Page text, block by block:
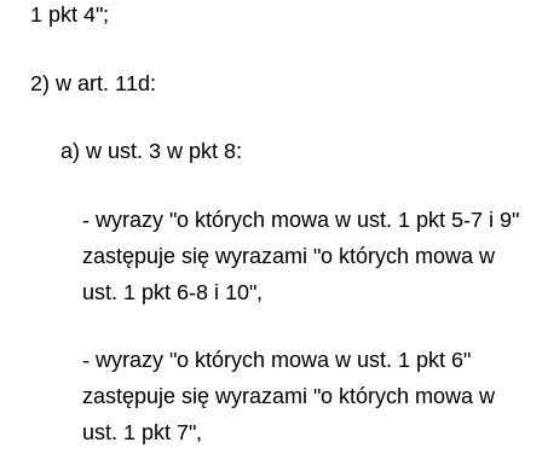
1 pkt 4";
2) w art. 11d:
a) w ust. 3 w pkt 8:
- wyrazy "o których mowa w ust. 1 pkt 5-7 i 9"
zastępuje się wyrazami "o których mowa w
ust. 1 pkt 6-8 i 10",
- wyrazy "o których mowa w ust. 1 pkt 6"
zastępuje się wyrazami "o których mowa w
ust. 1 pkt 7",